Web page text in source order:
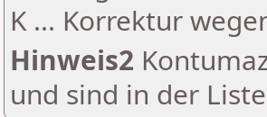
K ... Korrektur
Hinweis2
und sind in der